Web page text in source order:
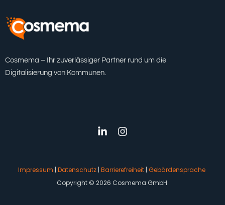
Cosmema – Ihr zuverlässiger Partner rund um die
Digitalisierung von Kommunen.
Impressum | Datenschutz | Barrierefreiheit | Gebärdensprache
Copyright © 2026 Cosmema GmbH